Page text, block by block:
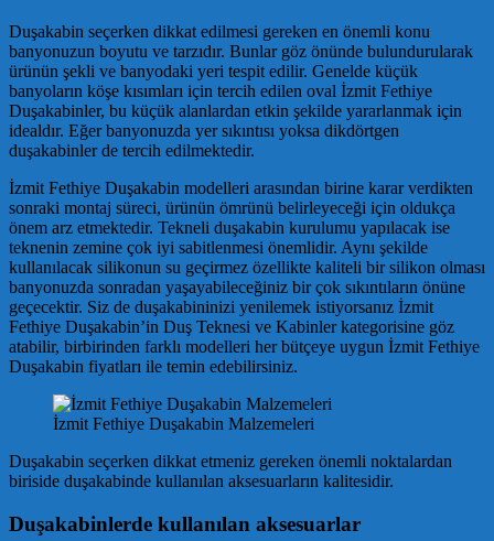
Duşakabin seçerken dikkat edilmesi gereken en önemli konu
banyonuzun boyutu ve tarzıdır. Bunlar göz önünde bulundurularak
ürünün şekli ve banyodaki yeri tespit edilir. Genelde küçük
banyoların köşe kısımları için tercih edilen oval İzmit Fethiye
Duşakabinler, bu küçük alanlardan etkin şekilde yararlanmak için
idealdır. Eğer banyonuzda yer sıkıntısı yoksa dikdörtgen
duşakabinler de tercih edilmektedir.
İzmit Fethiye Duşakabin modelleri arasından birine karar verdikten
sonraki montaj süreci, ürünün ömrünü belirleyeceği için oldukça
önem arz etmektedir. Tekneli duşakabin kurulumu yapılacak ise
teknenin zemine çok iyi sabitlenmesi önemlidir. Aynı şekilde
kullanılacak silikonun su geçirmez özellikte kaliteli bir silikon olması
banyonuzda sonradan yaşayabileceğiniz bir çok sıkıntıların önüne
geçecektir. Siz de duşakabininizi yenilemek istiyorsanız İzmit
Fethiye Duşakabin’in Duş Teknesi ve Kabinler kategorisine göz
atabilir, birbirinden farklı modelleri her bütçeye uygun İzmit Fethiye
Duşakabin fiyatları ile temin edebilirsiniz.
İzmit Fethiye Duşakabin Malzemeleri
Duşakabin seçerken dikkat etmeniz gereken önemli noktalardan
biriside duşakabinde kullanılan aksesuarların kalitesidir.
Duşakabinlerde kullanılan aksesuarlar